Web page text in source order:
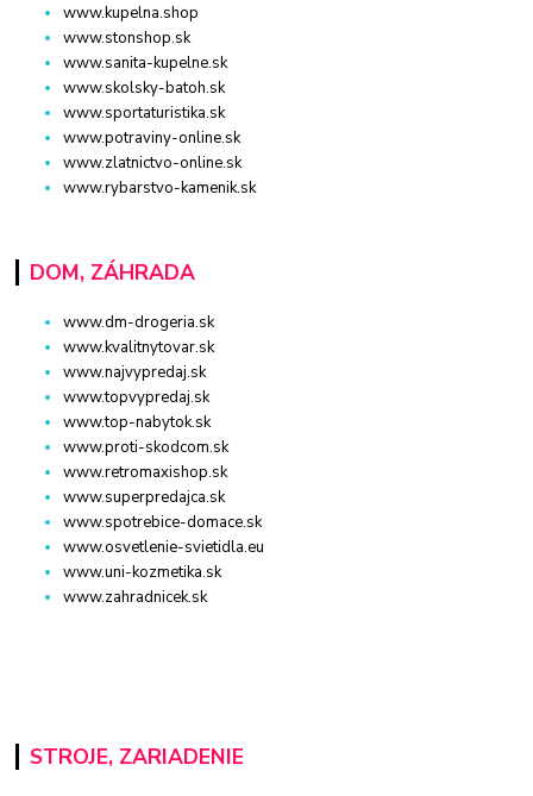
www.kupelna.shop
www.stonshop.sk
www.sanita-kupelne.sk
www.skolsky-batoh.sk
www.sportaturistika.sk
www.potraviny-online.sk
www.zlatnictvo-online.sk
www.rybarstvo-kamenik.sk
DOM, ZÁHRADA
www.dm-drogeria.sk
www.kvalitnytovar.sk
www.najvypredaj.sk
www.topvypredaj.sk
www.top-nabytok.sk
www.proti-skodcom.sk
www.retromaxishop.sk
www.superpredajca.sk
www.spotrebice-domace.sk
www.osvetlenie-svietidla.eu
www.uni-kozmetika.sk
www.zahradnicek.sk
STROJE, ZARIADENIE